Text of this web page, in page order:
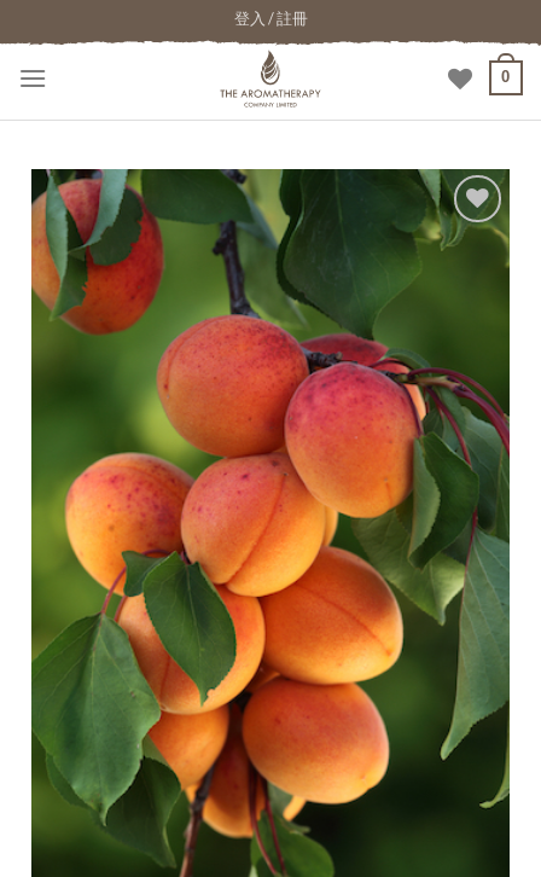
登入 / 註冊
0
加入